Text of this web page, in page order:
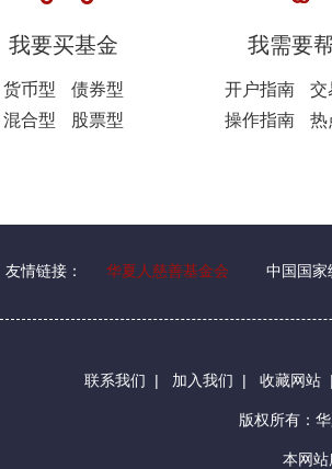
我要买基金
货币型
债券型
混合型
股票型
我需要
开户指南
交
操作指南
热
友情链接： 华夏人慈善基金会 中国国家
联系我们 | 加入我们 | 收藏网站
版权所有：
本网